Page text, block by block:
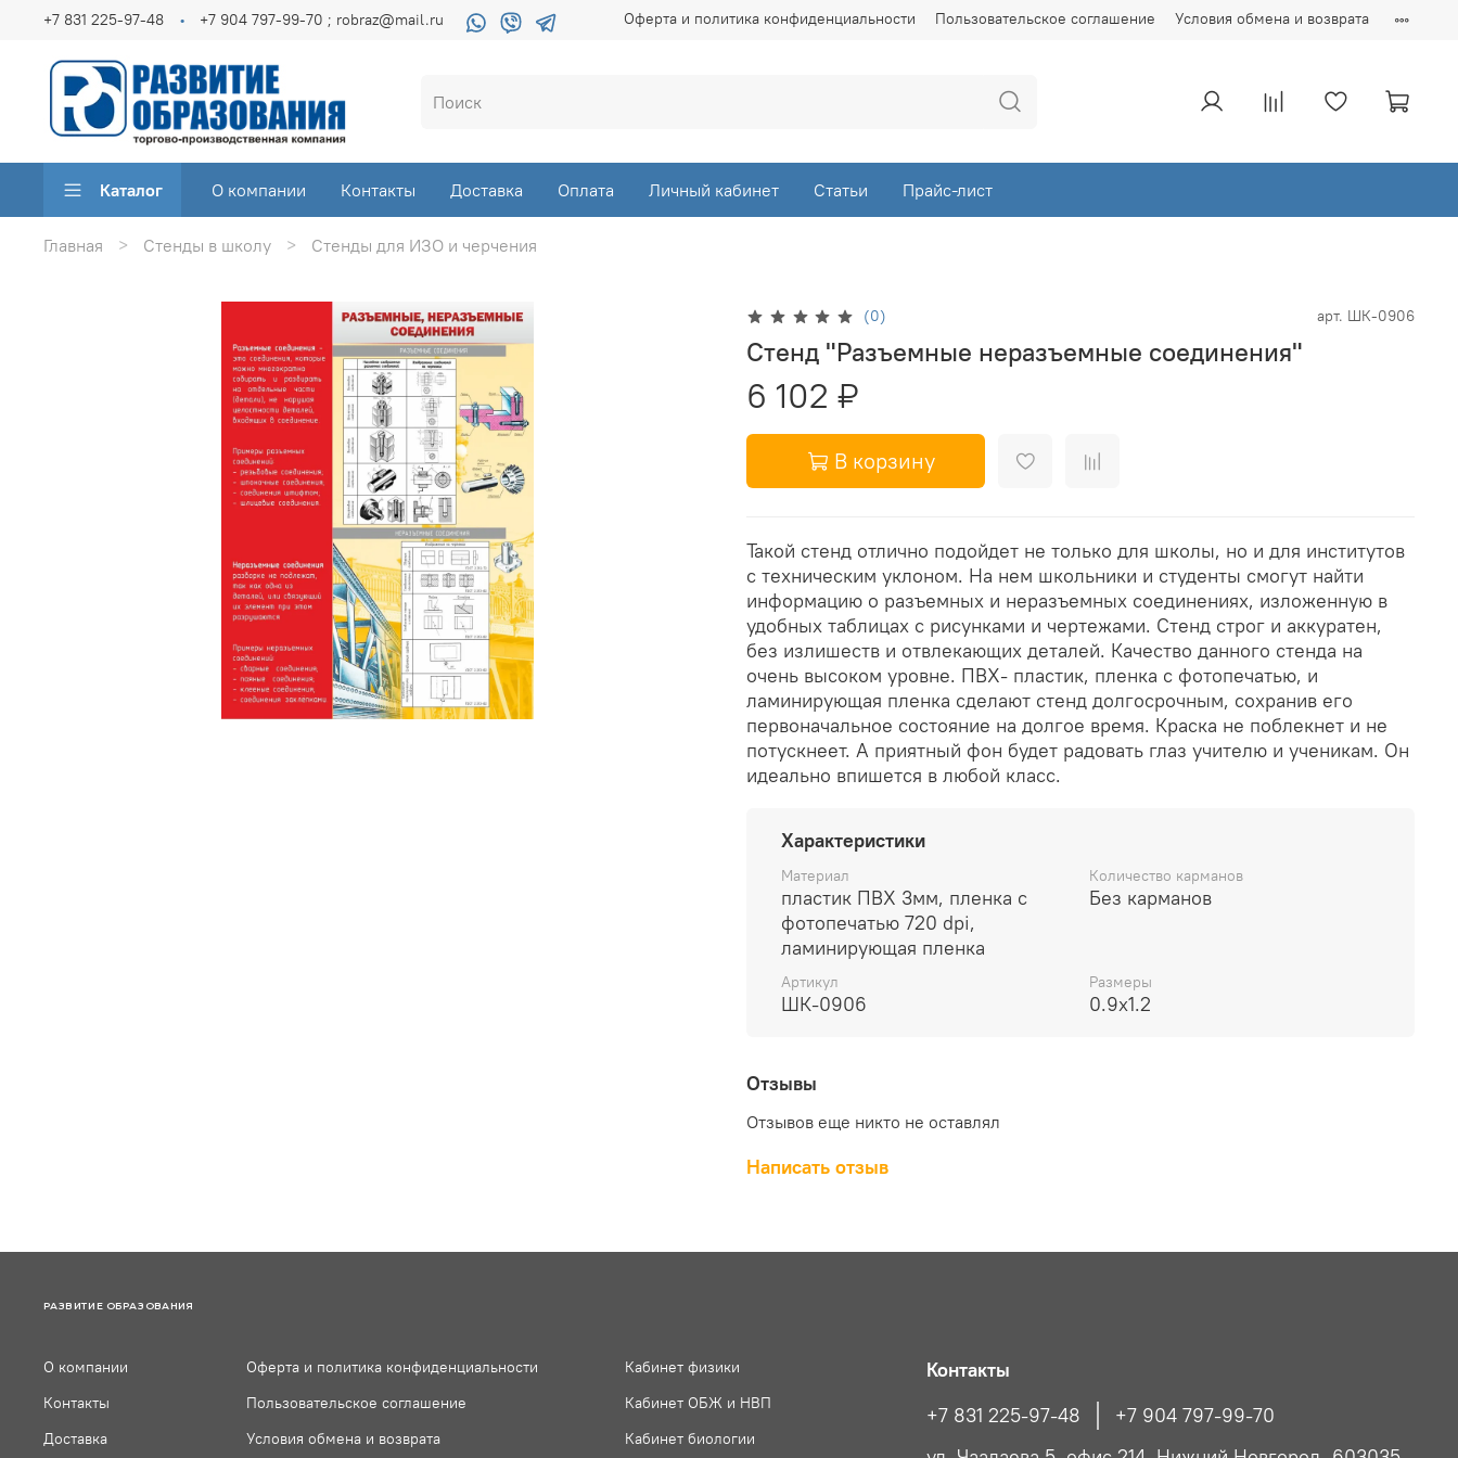
Оферта и политика конфиденциальности Пользовательское соглашение Условия обмена и возврата
+7 831 225-97-48 +7 904 797-99-70 ; robraz@mail.ru
Каталог О компании Контакты Доставка Оплата Личный кабинет Статьи Прайс-лист
Главная Стенды в школу Стенды для ИЗО и черчения
(0) арт. ШК-0906
Стенд "Разъемные неразъемные соединения"
6 102 ₽
В корзину
Такой стенд отлично подойдет не только для школы, но и для институтов
с техническим уклоном. На нем школьники и студенты смогут найти
информацию о разъемных и неразъемных соединениях, изложенную в
удобных таблицах с рисунками и чертежами. Стенд строг и аккуратен,
без излишеств и отвлекающих деталей. Качество данного стенда на
очень высоком уровне. ПВХ- пластик, пленка с фотопечатью, и
ламинирующая пленка сделают стенд долгосрочным, сохранив его
первоначальное состояние на долгое время. Краска не поблекнет и не
потускнеет. А приятный фон будет радовать глаз учителю и ученикам. Он
идеально впишется в любой класс.
Характеристики
Материал
пластик ПВХ 3мм, пленка с
фотопечатью 720 dpi,
ламинирующая пленка
Количество карманов
Без карманов
Артикул
ШК-0906
Размеры
0.9x1.2
Отзывы
Отзывов еще никто не оставлял
Написать отзыв
РАЗВИТИЕ ОБРАЗОВАНИЯ
О компании
Контакты
Доставка
Оферта и политика конфиденциальности
Пользовательское соглашение
Условия обмена и возврата
Кабинет физики
Кабинет ОБЖ и НВП
Кабинет биологии
Контакты
+7 831 225-97-48
+7 904 797-99-70